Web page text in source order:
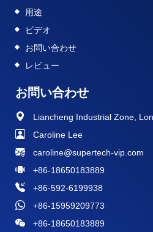
お問い合わせ
Liancheng Industrial Zone,
Caroline Lee
caroline@supertech-vip.com
+86-18650183889
+86-592-6199938
+86-15959209773
+86-18650183889
用途
ビデオ
お問い合わせ
レビュー